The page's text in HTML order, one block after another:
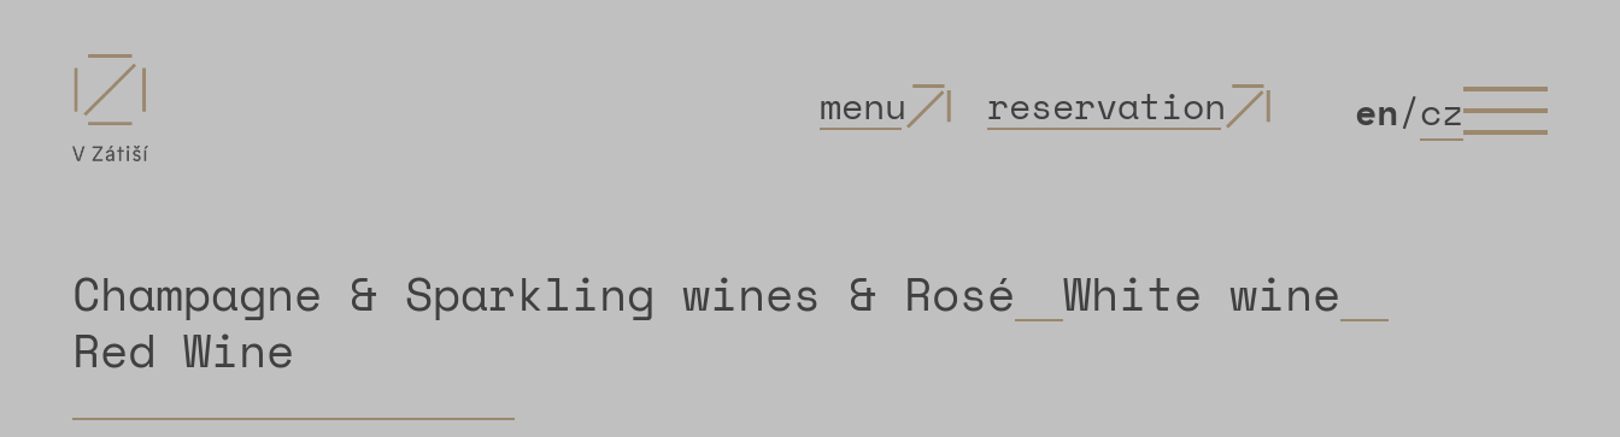
menu reservation en/cz
Champagne & Sparkling wines & Rosé
White wine
Red Wine